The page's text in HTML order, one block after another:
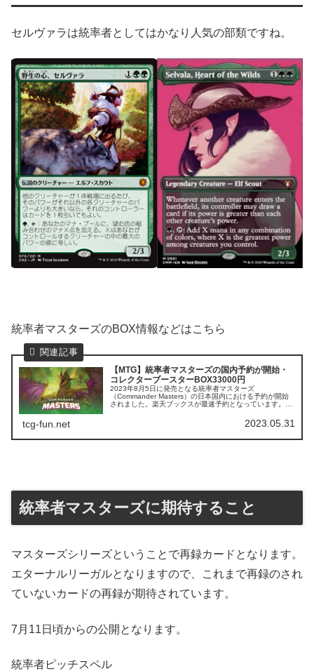
セルヴァラは統率者としてはかなり人気の部類ですね。
統率者マスターズのBOX情報などはこちら
【MTG】統率者マスターズの国内予約が開始・
コレクターブースターBOX33000円
2023年8月5日に発売となる統率者マスターズ
（Commander Masters）の日本国内における予約が開始
されました。楽天ブックスが最速予約となっています。今
tcg-fun.net 2023.05.31
統率者マスターズに期待すること
マスターズシリーズということで再録カードとなります。
エターナルリーガルとなりますので、これまで再録のされ
ていないカードの再録が期待されています。
7月11日頃からの公開となります。
統率者ピッチスペル